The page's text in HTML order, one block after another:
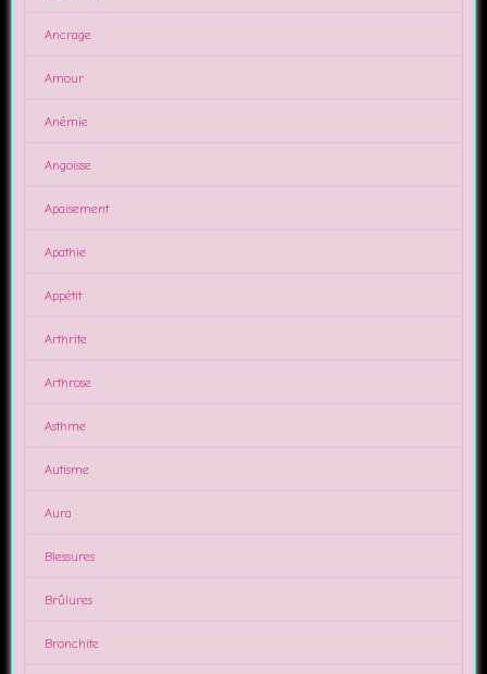
Ancrage
Amour
Anémie
Angoisse
Apaisement
Apathie
Appétit
Arthrite
Arthrose
Asthme
Autisme
Aura
Blessures
Brûlures
Bronchite